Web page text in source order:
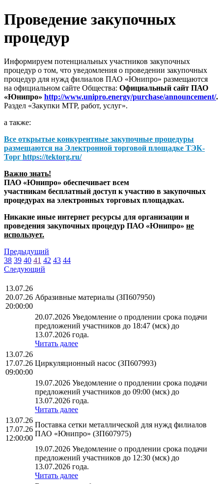
Проведение закупочных
процедур
Информируем потенциальных участников закупочных
процедур о том, что уведомления о проведении закупочных
процедур для нужд филиалов ПАО «Юнипро» размещаются
на официальном сайте Общества: Официальный сайт ПАО
«Юнипро» http://www.unipro.energy/purchase/announcement/.
Раздел «Закупки МТР, работ, услуг».
а также:
Все открытые конкурентные закупочные процедуры
размещаются на Электронной торговой площадке ТЭК-
Торг https://tektorg.ru/
Важно знать!
ПАО «Юнипро» обеспечивает всем
участникам бесплатный доступ к участию в закупочных
процедурах на электронных торговых площадках.
Никакие иные интернет ресурсы для организации и
проведения закупочных процедур ПАО «Юнипро» не
использует.
Предыдущий
38 39 40 41 42 43 44
Следующий
13.07.26
20.07.26
20:00:00
Абразивные материалы (ЗП607950)
20.07.2026 Уведомление о продлении срока подачи
предложений участников до 18:47 (мск) до
13.07.2026 года.
Читать далее
13.07.26
17.07.26
09:00:00
Циркуляционный насос (ЗП607993)
19.07.2026 Уведомление о продлении срока подачи
предложений участников до 09:00 (мск) до
13.07.2026 года.
Читать далее
13.07.26
17.07.26
12:00:00
Поставка сетки металлической для нужд филиалов
ПАО «Юнипро» (ЗП607975)
19.07.2026 Уведомление о продлении срока подачи
предложений участников до 12:30 (мск) до
13.07.2026 года.
Читать далее